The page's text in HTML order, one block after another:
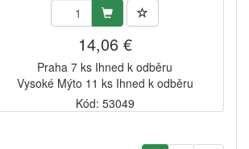
14,06 €
Praha 7 ks Ihned k odběru
Vysoké Mýto 11 ks Ihned k odběru
Kód: 53049